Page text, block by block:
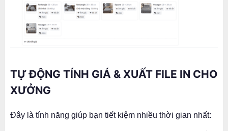
TỰ ĐỘNG TÍNH GIÁ & XUẤT FILE IN CHO
XƯỞNG
Đây là tính năng giúp bạn tiết kiệm nhiều thời gian nhất: